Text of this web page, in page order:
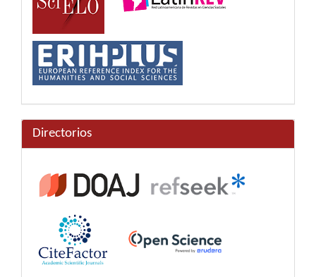
Directorios